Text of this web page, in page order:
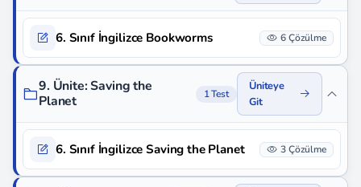
6. Sınıf İngilizce Bookworms 6 Çözülme
9. Ünite: Saving the
Planet
1 Test
Üniteye
Git
6. Sınıf İngilizce Saving the Planet 3 Çözülme